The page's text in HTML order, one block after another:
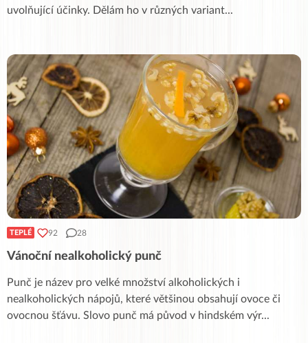
uvolňující účinky. Dělám ho v různých variant...
TEPLÉ 92 28
Vánoční nealkoholický punč
Punč je název pro velké množství alkoholických i
nealkoholických nápojů, které většinou obsahují ovoce či
ovocnou šťávu. Slovo punč má původ v hindském výr...